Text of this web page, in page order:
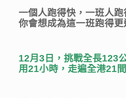
一個人跑得快，一班人跑
你會想成為這一班跑得更
12月3日，挑戰全長123
用21小時，走遍全港21